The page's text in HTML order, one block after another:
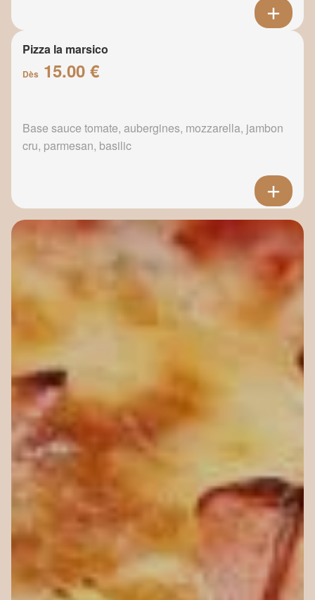
Pizza la marsico
Dès 15.00 €
Base sauce tomate, aubergines, mozzarella, jambon
cru, parmesan, basilic